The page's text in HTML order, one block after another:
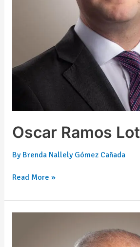
Oscar Ramos Lot
By Brenda Nallely Gómez Cañada
Read More »